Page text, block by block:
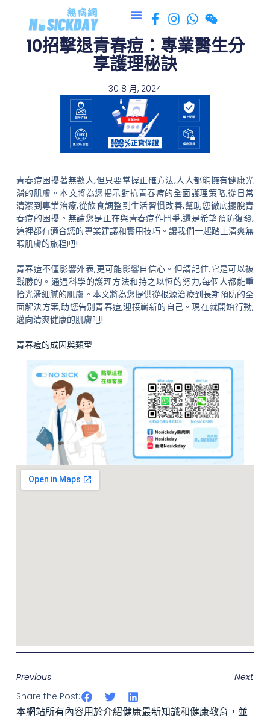
10招擊退青春痘：專業醫生分
享護理秘訣
30 8 月, 2024
青春痘困擾著無數人,但只要掌握正確方法,人人都能擁有健康光
滑的肌膚。本文將為您揭示對抗青春痘的全面護理策略,從日常
清潔到專業治療,從飲食調整到生活習慣改善,幫助您徹底擺脫青
春痘的困擾。無論您是正在與青春痘作鬥爭,還是希望預防復發,
這裡都有適合您的專業建議和實用技巧。讓我們一起踏上清爽無
暇肌膚的旅程吧!
青春痘不僅影響外表,更可能影響自信心。但請記住,它是可以被
戰勝的。通過科學的護理方法和持之以恆的努力,每個人都能重
拾光滑細膩的肌膚。本文將為您提供從根源治療到長期預防的全
面解決方案,助您告別青春痘,迎接嶄新的自己。現在就開始行動,
邁向清爽健康的肌膚吧!
青春痘的成因與類型
Previous
Next
Share the Post:
本網站所有內容用於介紹健康最新知識和健康教育，並